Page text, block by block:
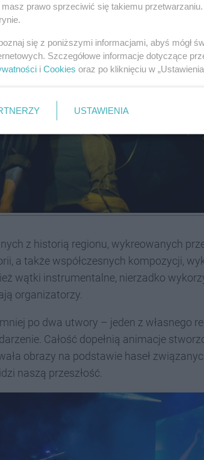
z historią regionu, wykreowanych
a także współczesnych kompozycji,
wątki instrumentalne, nierzadko
organizatorzy.
po dwa utwory – jeden z własnego
Całość dopełnią animacje
obrazy na podstawie haseł
naszą przeszłość.
masz prawo sprzeciwić się takiemu
się z poniższymi informacjami, abyś mógł
Szczegółowe informacje dotyczące
i Cookies oraz po kliknięciu w
USTAWIENIA